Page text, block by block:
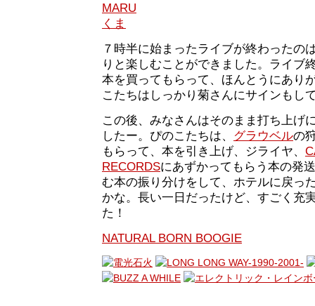
MARU
くま
７時半に始まったライブが終わったの
りと楽しむことができました。ライブ
本を買ってもらって、ほんとうにあり
こたちはしっかり菊さんにサインもし
この後、みなさんはそのまま打ち上げ
したー。ぴのこたちは、
グラウベルの
もらって、本を引き上げ、ジライヤ、
RECORDSにあずかってもらう本の発
む本の振り分けをして、ホテルに戻っ
かな。長い一日だったけど、すごく充
た！
NATURAL BORN BOOGIE